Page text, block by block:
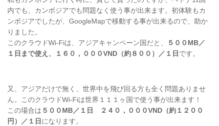
内でも、カンボジアでも問題なく使う事が出来ます。初体験もカ
ンボジアでしたが、GoogleMapで移動する事が出来るので、助か
りました。
このクラウドWi-Fiは、アジアキャンペーン国だと、
５００MB／
１日まで使え、１６０，０００VND（約８００）／１日 です。
又、アジアだけで無く、世界中を飛び回る方も全く問題ありませ
ん。このクラウドWi-Fiは世界１１１ヶ国で使う事が出来ます！
この場合は ５００MB／１日 ２４０，０００VND（約１２００
円）／１日 になります。